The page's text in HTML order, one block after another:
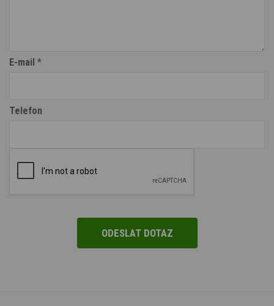
E-mail *
Telefon